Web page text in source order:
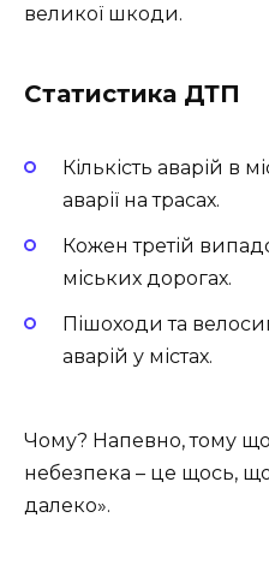
великої шкоди.
Статистика ДТП
Кількість аварій в
аварії на трасах.
Кожен третій
міських дорогах.
Пішоходи та
аварій у містах.
Чому? Напевно, тому
небезпека – це щось,
далеко».